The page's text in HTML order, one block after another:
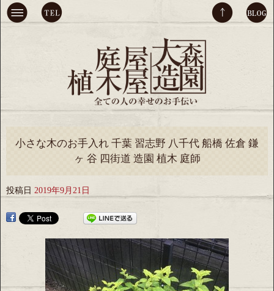
小さな木のお手入れ 千葉 習志野 八千代 船橋 佐倉 鎌
ヶ 谷 四街道 造園 植木 庭師
投稿日 2019年9月21日